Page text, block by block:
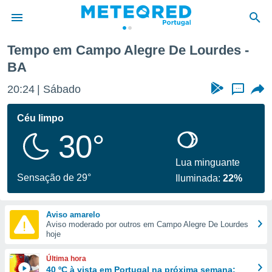
da
foi
para
e
digital
Tempo em Campo Alegre De Lourdes -
BA
20:24 Sábado ...
Céu limpo
30°
Sensação de 29°
Lua minguante
Iluminada:22%
Aviso amarelo
Aviso moderado por outros em Campo Alegre De Lourdes
hoje
Última hora
40 ºC à vista em Portugal na próxima semana: